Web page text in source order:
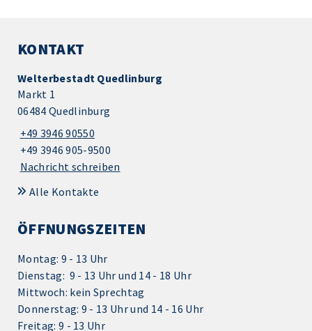
KONTAKT
Welterbestadt Quedlinburg
Markt 1
06484 Quedlinburg
+49 3946 90550
+49 3946 905-9500
Nachricht schreiben
Alle Kontakte
ÖFFNUNGSZEITEN
Montag: 9 - 13 Uhr
Dienstag: 9 - 13 Uhr und 14 - 18 Uhr
Mittwoch: kein Sprechtag
Donnerstag: 9 - 13 Uhr und 14 - 16 Uhr
Freitag: 9 - 13 Uhr